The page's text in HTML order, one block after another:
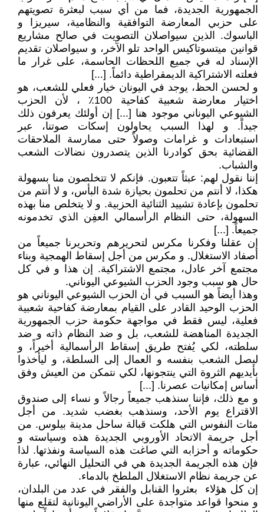
الجمهورية الجديدة، فما من أي سبب لبعثرة تصويتهم
على حزبي المعارضة التوافقية والنظامية، سيريزا و
الباسوك. الذين سيواصلان التصويت في صالح مشاريع
قوانين ميتسوتاكيس الواحد تلو الآخر، و سيواصلان تقديم
اﻹسناد له في جميع اللحظات الحاسمة، على غرار ما
فعلته الاشتراكية الديمقراطية دائماً. [...]
و لحسن الحظ، يوجد في اليونان خيار فعلي للشعب، هو
اختيار معارضة شعبية كفاحية 100٪ ، لأن الحزب
الشيوعي اليوناني موجود هنا [...] إن أولئك يعرفون ذلك
جيداً. و لهذا السبب يحاولون إسكات صوتنا، عبر
استبعادات و غرامات وصولاً حتى ممارسة الملاحقات
القضائية بحق كوادرنا الذين يتصدرون نضالات الشعب
والشباب.
إننا نقول لهم: عبثاً تتعبون. فإنكم لا تتخلصون منا بسهولة
هكذا، لا أنتم من تحلمون بحيازة شدة البأس، و لا أنتم من
تحلمون بإعادة تشييد الثنائية الحزبية. و لا يتخلص منا بهذه
السهولة، حتى النظام الرأسمالي العفِن الذي تخدمونه
جميعاً. [...]
إن عقلنا وفكرنا مكرس لتحريرهم وتحريرنا جميعاً من
أصفاد الاستغلال. و مكرس من أجل إسقاط الهمجية وبناء
مجتمع آخر عادل، مجتمع الاشتراكية. إن هذا و في كل
حال هو سبب وجود الحزب الشيوعي اليوناني.
وهذا أيضاً هو السبب في أن الحزب الشيوعي اليوناني هو
الحزب الوحيد القادر على القيام بمعارضة كفاحية شعبية
فعلية، ليس فقط في مواجهة حكومة حزب الجمهورية
الجديدة المناهضة للشعب، بل و ضد النظام ذاته و ضد
سلطته، لكي يُفتح طريق إسقاط الرأسمالية أخيراً، و
ليصل الشعب بنفسه و العمال إلى السلطة، و ليأخذوا
بأيديهم الثروة التي ينتجونها، لكي نتمكن من العيش وفق
أساس إمكانيات عصرنا. [...]
و مع ذلك، فإننا سنذهب جميعاً رجالاً و نساء إلى صندوق
الاقتراع يوم الأحد، وسنذهب بغضب شديد. من أجل
مئات النفوس التي هلكت قبالة ساحل مدينة بيلوس. من
أجل جريمة الاتحاد الأوروبي الجديدة هذه وسياسته و
حكوماته و أحزابه التي صاغت هذه السياسة ونفذتها. لذا
فإن هذه الجريمة الجديدة هي في التحليل النهائي، عبارة
عن جريمة نظام الاستغلال الملطخ بالدماء.
إن كل هؤلاء بعثروا القنابل والفقر في عدد من البلدان،
و منحوا قواعد متواجدة على الأراضي اليونانية لتقلع منها